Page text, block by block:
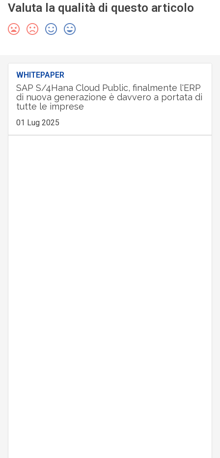
Valuta la qualità di questo articolo
WHITEPAPER
SAP S/4Hana Cloud Public, finalmente l'ERP
di nuova generazione è davvero a portata di
tutte le imprese
01 Lug 2025